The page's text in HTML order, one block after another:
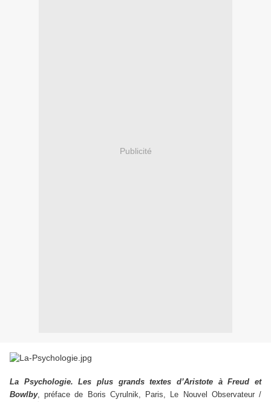
Publicité
La Psychologie. Les plus grands textes d’Aristote à Freud et
Bowlby, préface de Boris Cyrulnik, Paris, Le Nouvel Observateur /